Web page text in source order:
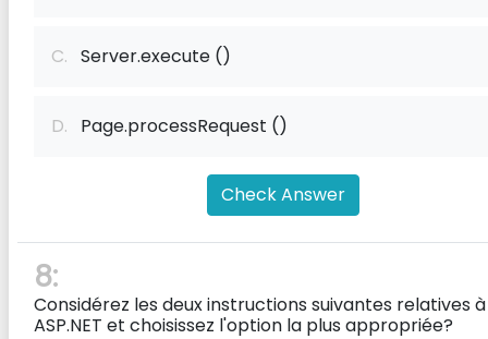
C. Server.execute ()
D. Page.processRequest ()
Check Answer
8:
Considérez les deux instructions suivantes relatives à
ASP.NET et choisissez l'option la plus appropriée?